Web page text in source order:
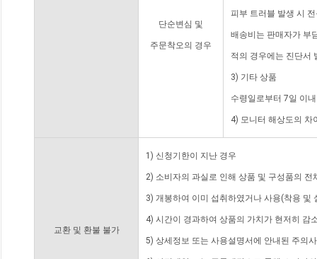
단순변심 및
주문착오의 경우
피부 트러블 발생 시
배송비는 판매자가 부
적의 경우에는 진단서
3) 기타 상품
수령일로부터 7일 이
4) 모니터 해상도의 차
교환 및 환불 불가
1) 신청기한이 지난 경우
2) 소비자의 과실로 인해 상품 및 구성품의
3) 개봉하여 이미 섭취하였거나 사용(착용 및
4) 시간이 경과하여 상품의 가치가 현저히 감
5) 상세정보 또는 사용설명서에 안내된 주의